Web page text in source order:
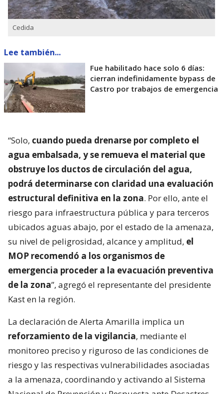
Cedida
Lee también...
Fue habilitado hace solo 6 días:
cierran indefinidamente bypass de
Castro por trabajos de emergencia
“Solo, cuando pueda drenarse por completo el
agua embalsada, y se remueva el material que
obstruye los ductos de circulación del agua,
podrá determinarse con claridad una evaluación
estructural definitiva en la zona. Por ello, ante el
riesgo para infraestructura pública y para terceros
ubicados aguas abajo, por el estado de la amenaza,
su nivel de peligrosidad, alcance y amplitud, el
MOP recomendó a los organismos de
emergencia proceder a la evacuación preventiva
de la zona”, agregó el representante del presidente
Kast en la región.
La declaración de Alerta Amarilla implica un
reforzamiento de la vigilancia, mediante el
monitoreo preciso y riguroso de las condiciones de
riesgo y las respectivas vulnerabilidades asociadas
a la amenaza, coordinando y activando al Sistema